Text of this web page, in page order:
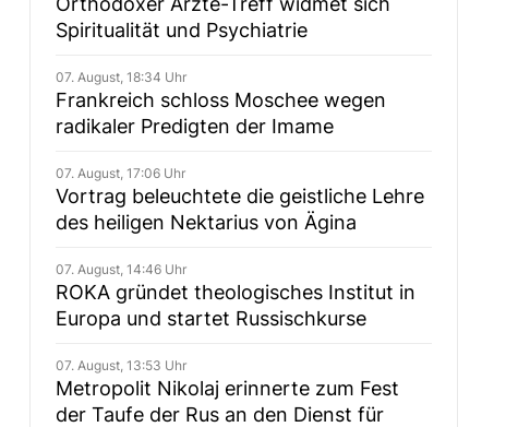
Spiritualität und Psychiatrie
07. August, 18:34 Uhr
Frankreich schloss Moschee wegen
radikaler Predigten der Imame
07. August, 17:06 Uhr
Vortrag beleuchtete die geistliche Lehre
des heiligen Nektarius von Ägina
07. August, 14:46 Uhr
ROKA gründet theologisches Institut in
Europa und startet Russischkurse
07. August, 13:53 Uhr
Metropolit Nikolaj erinnerte zum Fest
der Taufe der Rus an den Dienst für